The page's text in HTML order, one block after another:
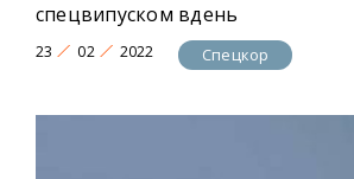
спецвипуском вдень
23 02 2022 Спецкор